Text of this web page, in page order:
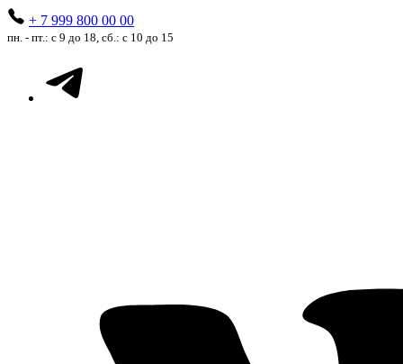
+ 7 999 800 00 00
пн. - пт.: с 9 до 18, сб.: с 10 до 15